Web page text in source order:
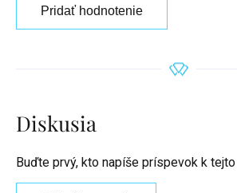
Pridať hodnotenie
Diskusia
Buďte prvý, kto napíše príspevok k